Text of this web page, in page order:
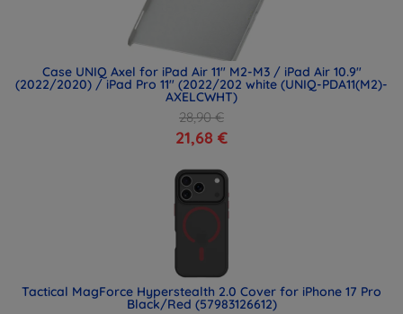
Case UNIQ Axel for iPad Air 11" M2-M3 / iPad Air 10.9"
(2022/2020) / iPad Pro 11" (2022/202 white (UNIQ-PDA11(M2)-
AXELCWHT)
28,90 €
21,68 €
Tactical MagForce Hyperstealth 2.0 Cover for iPhone 17 Pro
Black/Red (57983126612)